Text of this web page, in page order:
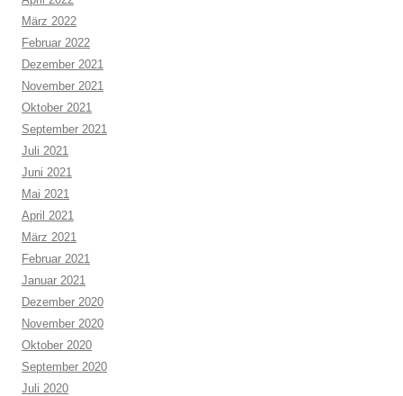
März 2022
Februar 2022
Dezember 2021
November 2021
Oktober 2021
September 2021
Juli 2021
Juni 2021
Mai 2021
April 2021
März 2021
Februar 2021
Januar 2021
Dezember 2020
November 2020
Oktober 2020
September 2020
Juli 2020